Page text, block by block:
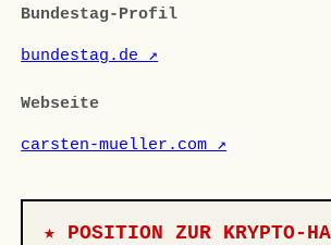
Bundestag-Profil
bundestag.de ↗
Webseite
carsten-mueller.com ↗
★ POSITION ZUR KRYPTO-